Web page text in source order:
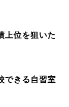
上位を狙いた
できる自習室